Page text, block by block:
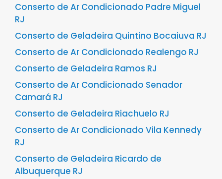
Conserto de Ar Condicionado Padre Miguel
RJ
Conserto de Geladeira Quintino Bocaiuva RJ
Conserto de Ar Condicionado Realengo RJ
Conserto de Geladeira Ramos RJ
Conserto de Ar Condicionado Senador
Camará RJ
Conserto de Geladeira Riachuelo RJ
Conserto de Ar Condicionado Vila Kennedy
RJ
Conserto de Geladeira Ricardo de
Albuquerque RJ